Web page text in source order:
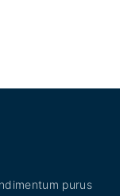
purus